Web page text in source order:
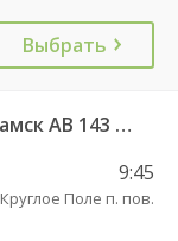
Выбрать
Набережные Челны АВ — Нижнекамск АВ 143 РТ
9:45
Круглое Поле п. пов.